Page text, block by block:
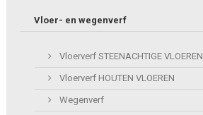
Vloer- en wegenverf
Vloerverf STEENACHTIGE VLOEREN
Vloerverf HOUTEN VLOEREN
Wegenverf